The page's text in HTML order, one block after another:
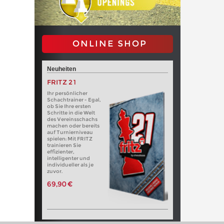
ONLINE SHOP
Neuheiten
FRITZ 21
Ihr persönlicher
Schachtrainer - Egal,
ob Sie Ihre ersten
Schritte in die Welt
des Vereinsschachs
machen oder bereits
auf Turnierniveau
spielen: Mit FRITZ
trainieren Sie
effizienter,
intelligenter und
individueller als je
zuvor.
69,90 €